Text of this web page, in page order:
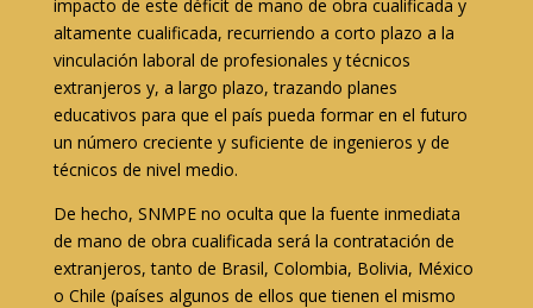
impacto de este déficit de mano de obra cualificada y
altamente cualificada, recurriendo a corto plazo a la
vinculación laboral de profesionales y técnicos
extranjeros y, a largo plazo, trazando planes
educativos para que el país pueda formar en el futuro
un número creciente y suficiente de ingenieros y de
técnicos de nivel medio.
De hecho, SNMPE no oculta que la fuente inmediata
de mano de obra cualificada será la contratación de
extranjeros, tanto de Brasil, Colombia, Bolivia, México
o Chile (países algunos de ellos que tienen el mismo